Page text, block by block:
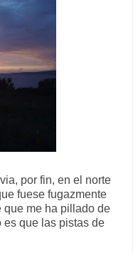
por fin, en el norte
fuese fugazmente
que me ha pillado de
es que las pistas de